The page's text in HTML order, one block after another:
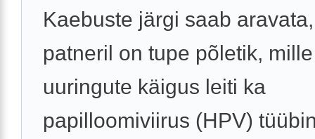
Kaebuste järgi saab
patneril on tupe põletik, mille
uuringute käigus leiti ka
papilloomiviirus (HPV)